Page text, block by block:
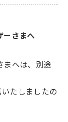
ーさまへ
まへは、別途
たしましたの